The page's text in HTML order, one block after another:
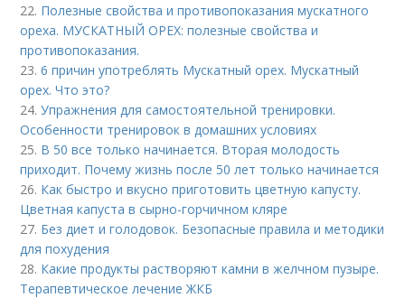
22. Полезные свойства и противопоказания мускатного
ореха. МУСКАТНЫЙ ОРЕХ: полезные свойства и
противопоказания.
23.6 причин употреблять Мускатный орех. Мускатный
орех. Что это?
24.Упражнения для самостоятельной тренировки.
Особенности тренировок в домашних условиях
25. В 50 все только начинается. Вторая молодость
приходит. Почему жизнь после 50 лет только начинается
26. Как быстро и вкусно приготовить цветную капусту.
Цветная капуста в сырно-горчичном кляре
27. Без диет и голодовок. Безопасные правила и методики
для похудения
28. Какие продукты растворяют камни в желчном пузыре.
Терапевтическое лечение ЖКБ